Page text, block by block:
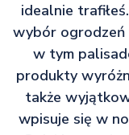
idealnie
wybór ogrodzeń
w tym
produkty
także
wpisuje się w